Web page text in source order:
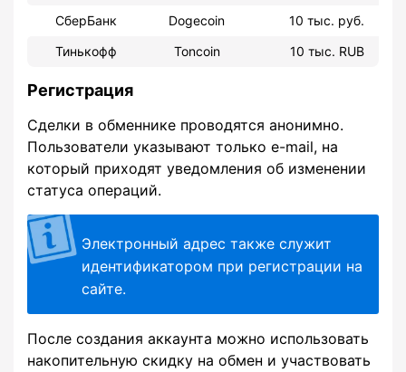
СберБанк
Dogecoin
10 тыс. руб.
Тинькофф
Toncoin 10 тыс. RUB
Регистрация
Сделки в обменнике проводятся анонимно.
Пользователи указывают только e-mail, на
который приходят уведомления об изменении
статуса операций.
Электронный адрес также служит
идентификатором при регистрации на
сайте.
После создания аккаунта можно использовать
накопительную скидку на обмен и участвовать